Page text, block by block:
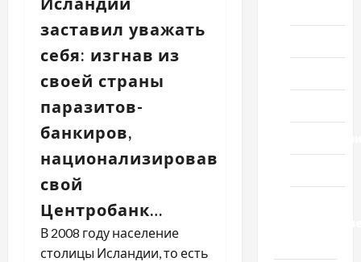
заставил уважать
себя: изгнав из
своей страны
паразитов-
банкиров,
национализировав
свой
Центробанк…
В 2008 году население
столицы Исландии, то есть